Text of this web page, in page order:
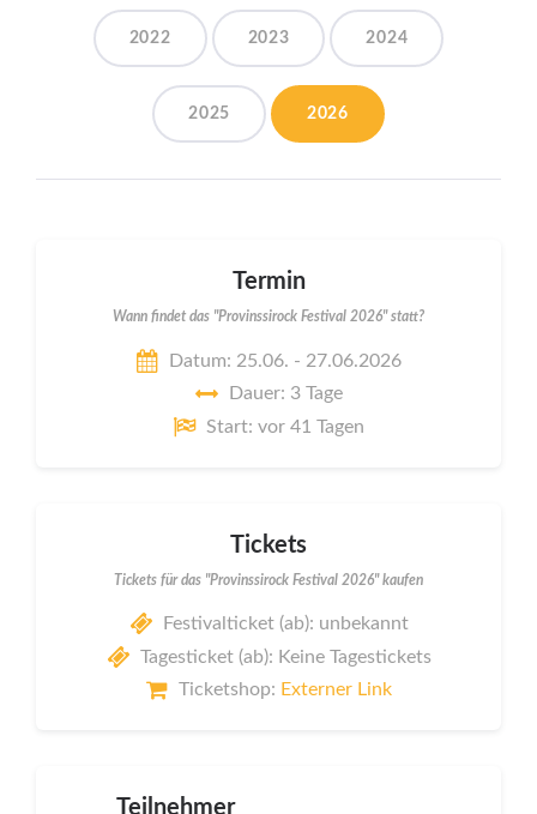
2022 2023 2024
2025 2026
Termin
Wann findet das "Provinssirock Festival 2026" statt?
Datum: 25.06. - 27.06.2026
Dauer: 3 Tage
Start: vor 41 Tagen
Tickets
Tickets für das "Provinssirock Festival 2026" kaufen
Festivalticket (ab): unbekannt
Tagesticket (ab): Keine Tagestickets
Ticketshop: Externer Link
Teilnehmer